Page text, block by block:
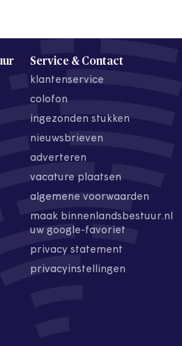
Service & Contact
klantenservice
colofon
ingezonden stukken
nieuwsbrieven
adverteren
vacature plaatsen
algemene voorwaarden
maak binnenlandsbestuur.nl
uw google-favoriet
privacy statement
privacyinstellingen